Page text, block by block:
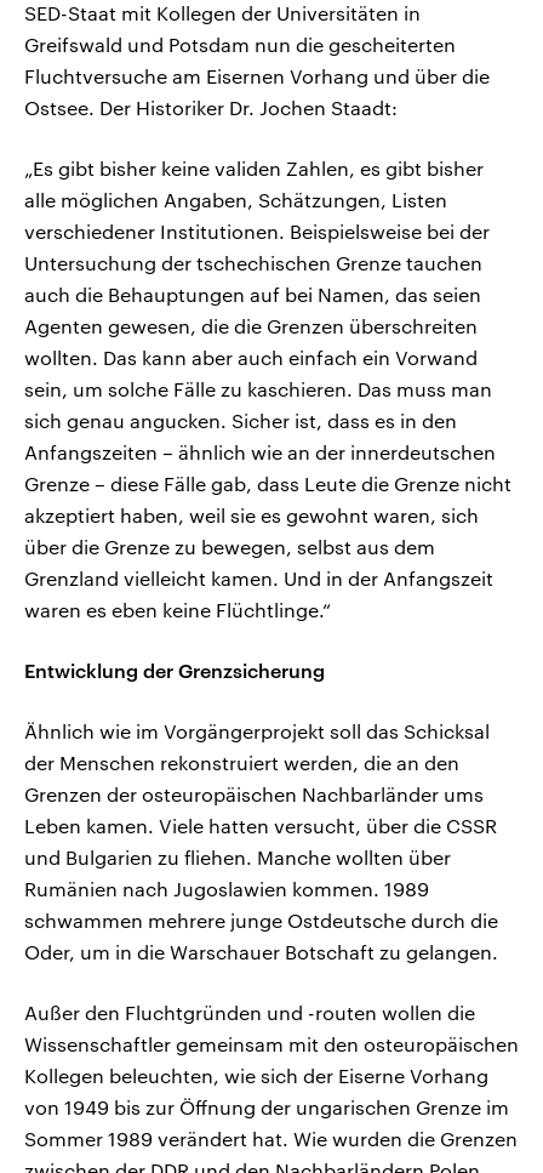
SED-Staat mit Kollegen der Universitäten in
Greifswald und Potsdam nun die gescheiterten
Fluchtversuche am Eisernen Vorhang und über die
Ostsee. Der Historiker Dr. Jochen Staadt:
„Es gibt bisher keine validen Zahlen, es gibt bisher
alle möglichen Angaben, Schätzungen, Listen
verschiedener Institutionen. Beispielsweise bei der
Untersuchung der tschechischen Grenze tauchen
auch die Behauptungen auf bei Namen, das seien
Agenten gewesen, die die Grenzen überschreiten
wollten. Das kann aber auch einfach ein Vorwand
sein, um solche Fälle zu kaschieren. Das muss man
sich genau angucken. Sicher ist, dass es in den
Anfangszeiten – ähnlich wie an der innerdeutschen
Grenze – diese Fälle gab, dass Leute die Grenze nicht
akzeptiert haben, weil sie es gewohnt waren, sich
über die Grenze zu bewegen, selbst aus dem
Grenzland vielleicht kamen. Und in der Anfangszeit
waren es eben keine Flüchtlinge.“
Entwicklung der Grenzsicherung
Ähnlich wie im Vorgängerprojekt soll das Schicksal
der Menschen rekonstruiert werden, die an den
Grenzen der osteuropäischen Nachbarländer ums
Leben kamen. Viele hatten versucht, über die CSSR
und Bulgarien zu fliehen. Manche wollten über
Rumänien nach Jugoslawien kommen. 1989
schwammen mehrere junge Ostdeutsche durch die
Oder, um in die Warschauer Botschaft zu gelangen.
Außer den Fluchtgründen und -routen wollen die
Wissenschaftler gemeinsam mit den osteuropäischen
Kollegen beleuchten, wie sich der Eiserne Vorhang
von 1949 bis zur Öffnung der ungarischen Grenze im
Sommer 1989 verändert hat. Wie wurden die Grenzen